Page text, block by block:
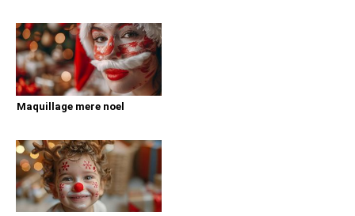
Maquillage mere noel